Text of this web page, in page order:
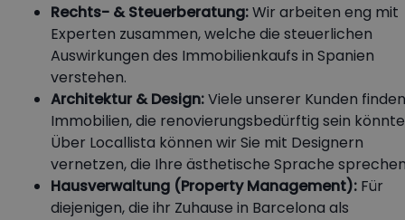
Rechts- & Steuerberatung:Wir arbeiten eng mit
Experten zusammen, welche die steuerlichen
Auswirkungen des Immobilienkaufs in Spanien
verstehen.
Architektur & Design:Viele unserer Kunden finden
Immobilien, die renovierungsbedürftig sein
Über Locallista können wir Sie mit Designern
vernetzen, die Ihre ästhetische Sprache
Hausverwaltung (Property Management): Für
diejenigen, die ihr Zuhause in Barcelona als